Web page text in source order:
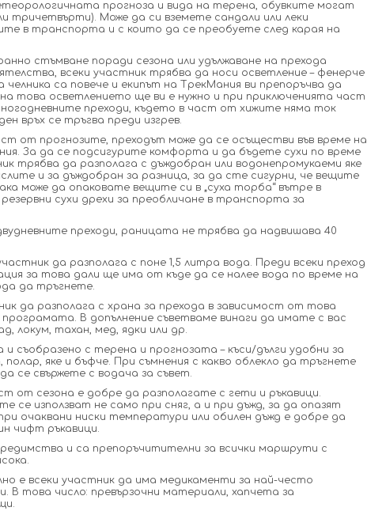
прогноза и вида на терена, обувките могат
тричетвърти). Може да си вземете сандали или леки
в транспорта и с които да се преобуете след карая на
стъмване поради сезона или удължаване на прехода
всеки участник трябва да носи осветление – фенерче
са повече и екипът на ТрекМания ви препоръчва да
на това осветлението ще ви е нужно и при приключенията част
преходи, където в част от хижите няма ток
връх се тръгва преди изгрев.
от прогнозите, преходът може да се осъществи във време на
За да се подсигурите комфорта и да бъдете сухи по време
трябва да разполага с дъждобран или водонепромукаеми яке
и за дъждобран за разница, за да сте сигурни, че вещите
може да опаковате вещите си в „суха торба“ вътре в
сухи дрехи за преобличане в транспорта за
преходи, раницата не трябва да надвишава 40
да разполага с поне 1,5 литра вода. Преди всеки преход
за това дали ще има от къде да се налее вода по време на
да тръгнете.
да разполага с храна за прехода в зависимост от това
програмата. В допълнение съветваме винаги да имате с вас
локум, тахан, мед, ядки или др.
и съобразено с терена и прогнозата – къси/дълги удобни за
яке и бъфче. При съмнения с какво облекло да тръгнете
се свържете с водача за съвет.
от сезона е добре да разполагате с гети и ръкавици.
се използват не само при сняг, а и при дъжд, за да опазят
очаквани ниски температури или обилен дъжд е добре да
чифт ръкавици.
и са препоръчитителни за всички маршрути с
е всеки участник да има медикаменти за най-често
В това число: превързочни материали, хапчета за